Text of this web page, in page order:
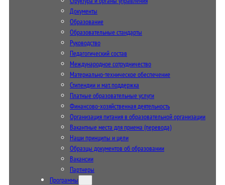
Документы
Образование
Образовательные стандарты
Руководство
Педагогический состав
Международное сотрудничество
Материально-техническое обеспечение
Стипендии и мат. поддержка
Платные образовательные услуги
Финансово-хозяйственная деятельность
Организация питания в образовательной организации
Вакантные места для приема (перевода)
Наши принципы и цели
Образцы документов об образовании
Вакансии
Партнеры
Программы